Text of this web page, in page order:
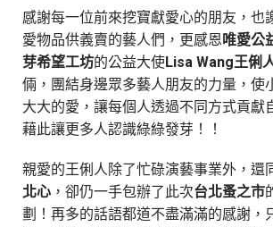
感謝每一位前來挖寶獻愛心的朋友，也
愛物品供義賣的藝人們，更感恩唯愛公
芽希望工坊的公益大使Lisa Wang王俐
倆，團結身邊眾多藝人朋友的力量，使
大大的愛，讓每個人透過不同方式貢獻
藉此讓更多人認識綠綠發芽！！
親愛的王俐人除了忙碌演藝事業外，還
北心 ，卻仍一手包辦了此次台北蚤之市
劃！再多的話語都道不盡滿滿的感謝，